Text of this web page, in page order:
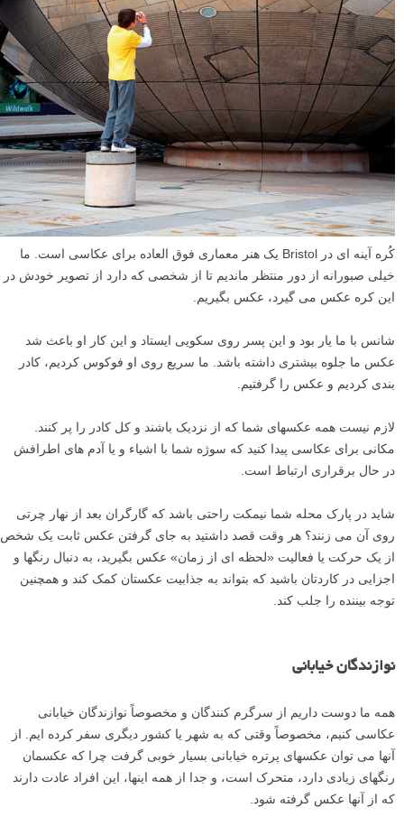
کُره آینه ای در Bristol یک هنر معماری فوق العاده برای عکاسی است. ما
خیلی صبورانه از دور منتظر ماندیم تا از شخصی که دارد از تصویر خودش در
این کره عکس می گیرد، عکس بگیریم.
عکس ما جلوه بیشتری داشته باشد. ما سریع روی او فوکوس کردیم، کادر
لازم نیست همه عکسهای شما که از نزدیک باشند و کل کادر را پر کنند.
مکانی برای عکاسی پیدا کنید که سوژه شما با اشیاء و یا آدم های اطرافش
در حال برقراری ارتباط است.